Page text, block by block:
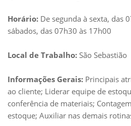
Horário: De segunda à sexta, das
sábados, das 07h30 às 17h00
Local de Trabalho: São Sebastião
Informações Gerais: Principais
ao cliente; Liderar equipe de
conferência de materiais;
estoque; Auxiliar nas demais